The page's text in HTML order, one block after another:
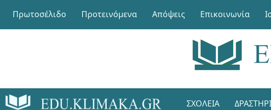
Πρωτοσέλιδο Προτεινόμενα Απόψεις Επικοινωνία
ΣΧΟΛΕΊΑ